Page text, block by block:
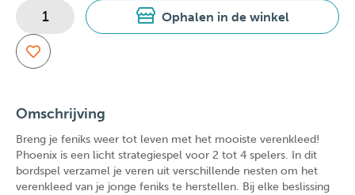
Ophalen in de winkel
Omschrijving
Breng je feniks weer tot leven met het mooiste verenkleed!
Phoenix is ​​een licht strategiespel voor 2 tot 4 spelers. In dit
bordspel verzamel je veren uit verschillende nesten om het
verenkleed van je jonge feniks te herstellen. Bij elke beslissing